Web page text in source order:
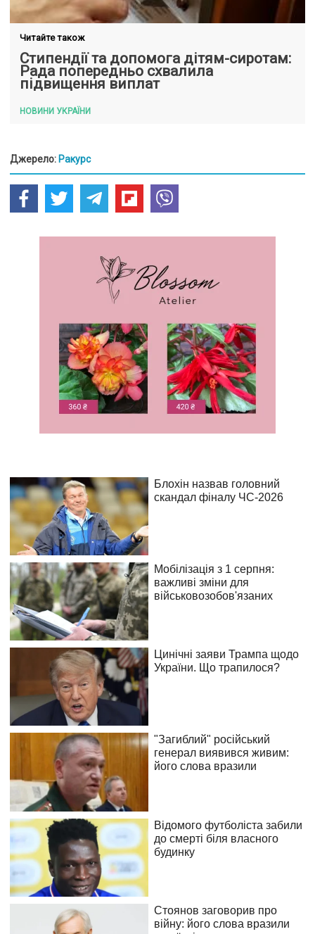
Читайте також
Стипендії та допомога дітям-сиротам:
Рада попередньо схвалила
підвищення виплат
НОВИНИ УКРАЇНИ
Джерело: Ракурс